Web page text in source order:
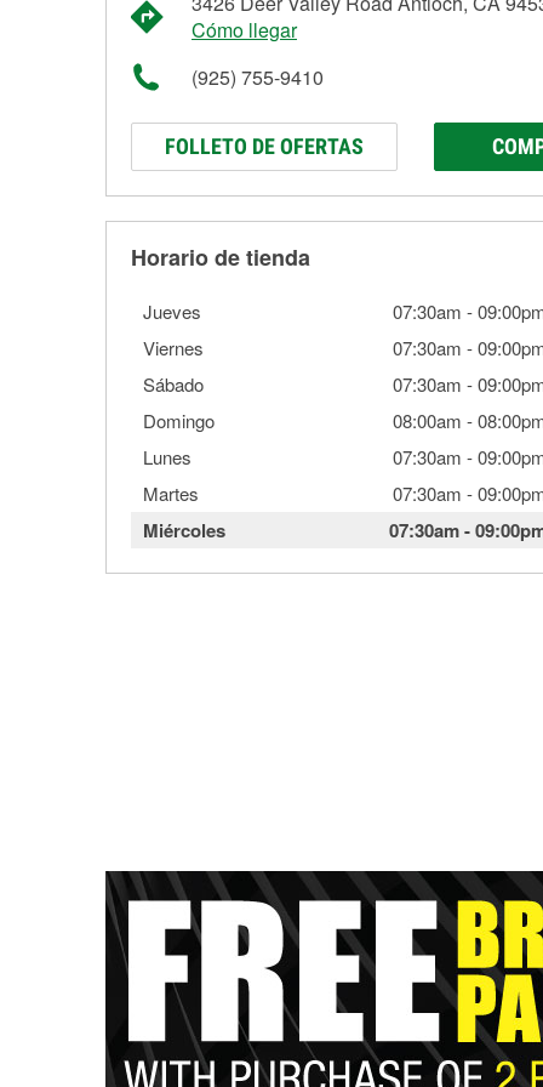
Cómo llegar
(925) 755-9410
FOLLETO DE OFERTAS
Horario de tienda
Jueves 07:30am -
Viernes
07:30am -
Sábado
07:30am -
Domingo
08:00am -
Lunes
07:30am -
Martes
07:30am -
Miércoles 07:30am-